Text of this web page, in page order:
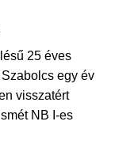
25 éves
egy év
visszatért
NB I-es